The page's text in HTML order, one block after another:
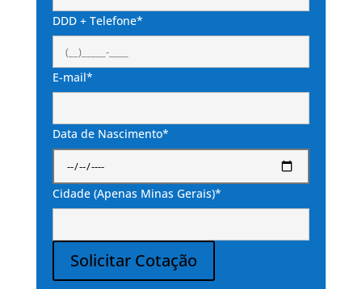
DDD + Telefone*
E-mail*
Data de Nascimento*
Cidade (Apenas Minas Gerais)*
Solicitar Cotação